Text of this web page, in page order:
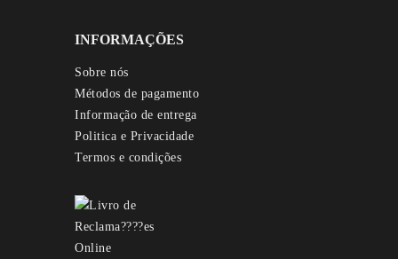
INFORMAÇÕES
Sobre nós
Métodos de pagamento
Informação de entrega
Politica e Privacidade
Termos e condições